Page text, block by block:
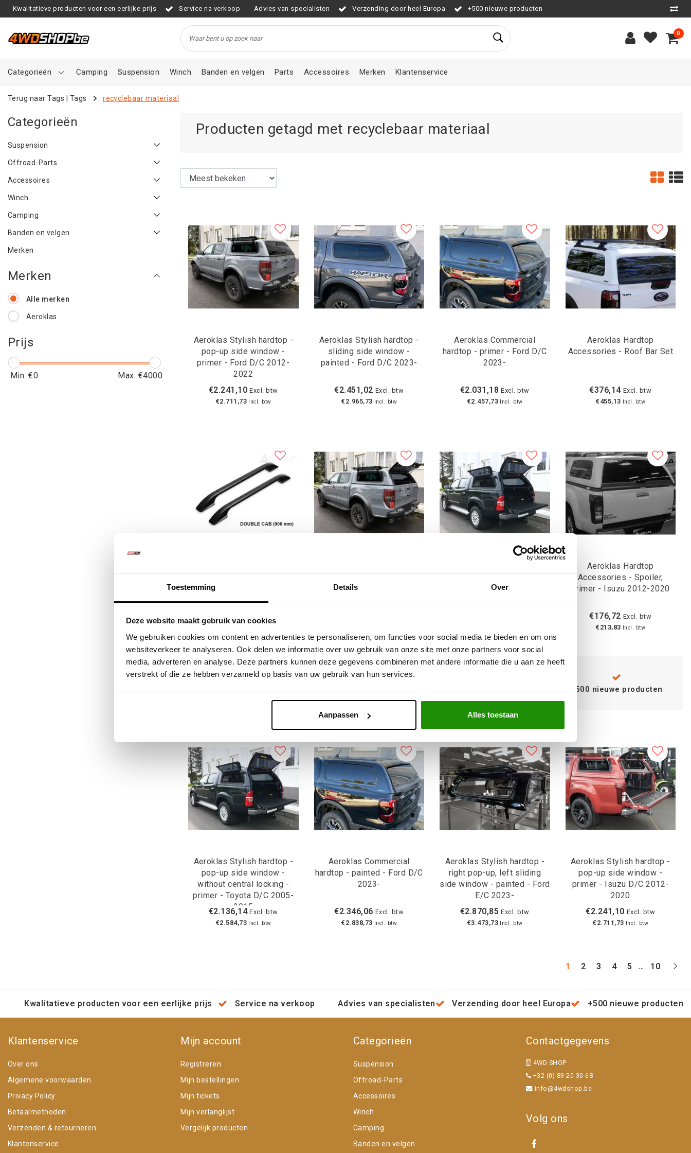
Toestemming Details Over
Deze website maakt gebruik van cookies
We gebruiken cookies om content en advertenties te personaliseren, om functies voor social media te bieden en om ons
websiteverkeer te analyseren. Ook delen we informatie over uw gebruik van onze site met onze partners voor social
media, adverteren en analyse. Deze partners kunnen deze gegevens combineren met andere informatie die u aan ze heeft
verstrekt of die ze hebben verzameld op basis van uw gebruik van hun services.
Aanpassen Alles toestaan
Kwalitatieve producten voor een eerlijke prijs Service na verkoop Advies van specialisten Verzending door heel Europa +500 nieuwe producten
0
Categorieën Camping Suspension Winch Banden en velgen Parts Accessoires Merken Klantenservice
Terug naar Tags Tags recyclebaar materiaal
Categorieën
Suspension
Offroad-Parts
Accessoires
Winch
Camping
Banden en velgen
Merken
Merken
Alle merken
Aeroklas
Prijs
Min: €0 Max: €4000
Producten getagd met recyclebaar materiaal
Aeroklas Stylish hardtop -
pop-up side window -
primer - Ford D/C 2012-
2022
€2.241,10 Excl. btw
€2.711,73 Incl. btw
Aeroklas Stylish hardtop -
sliding side window -
painted - Ford D/C 2023-
€2.451,02 Excl. btw
€2.965,73 Incl. btw
Aeroklas Commercial
hardtop - primer - Ford D/C
2023-
€2.031,18 Excl. btw
€2.457,73 Incl. btw
Aeroklas Hardtop
Accessories - Roof Bar Set
€376,14 Excl. btw
€455,13 Incl. btw
€145,23
Excl. btw
painted - Ford D/C 2012-
without central locking -
Aeroklas Hardtop
Accessories - Spoiler,
primer - Isuzu 2012-2020
€176,72 Excl. btw
€213,83 Incl. btw
+500 nieuwe producten
Aeroklas Stylish hardtop -
pop-up side window -
without central locking -
primer - Toyota D/C 2005-
2015
€2.136,14 Excl. btw
€2.584,73
Incl. btw
Aeroklas Commercial
hardtop - painted - Ford D/C
2023-
€2.346,06 Excl. btw
€2.838,73
Incl. btw
Aeroklas Stylish hardtop -
right pop-up, left sliding
side window - painted - Ford
E/C 2023-
€2.870,85 Excl. btw
€3.473,73
Incl. btw
Aeroklas Stylish hardtop -
pop-up side window -
primer - Isuzu D/C 2012-
2020
€2.241,10 Excl. btw
€2.711,73
Incl. btw
1 2 3 4 5 ... 10
Kwalitatieve producten voor een eerlijke prijs Service na verkoop Advies van specialisten Verzending door heel Europa +500 nieuwe producten
Klantenservice
Over ons
Algemene voorwaarden
Privacy Policy
Betaalmethoden
Verzenden & retourneren
Klantenservice
Mijn account
Registreren
Mijn bestellingen
Mijn tickets
Mijn verlanglijst
Vergelijk producten
Categorieën
Suspension
Offroad-Parts
Accessoires
Winch
Camping
Banden en velgen
Contactgegevens
4WD SHOP
+32 (0) 89 20 30 68
info@4wdshop.be
Volg ons